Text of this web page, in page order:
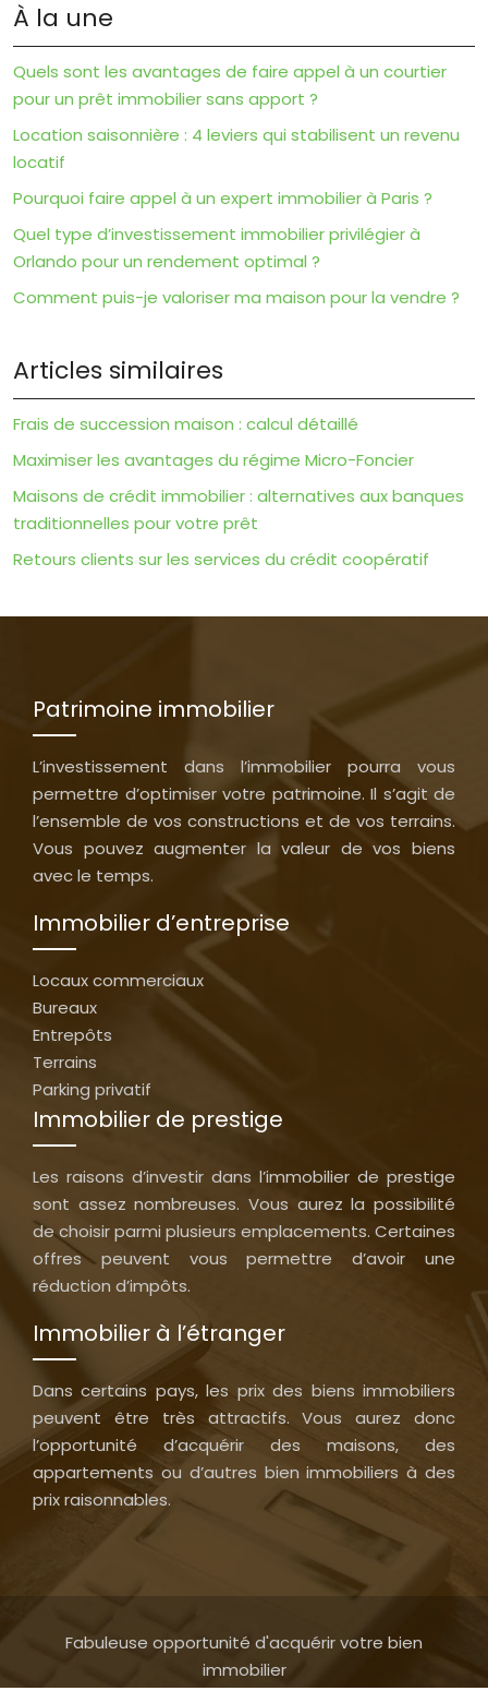
À la une
Quels sont les avantages de faire appel à un courtier
pour un prêt immobilier sans apport ?
Location saisonnière : 4 leviers qui stabilisent un revenu
locatif
Pourquoi faire appel à un expert immobilier à Paris ?
Quel type d’investissement immobilier privilégier à
Orlando pour un rendement optimal ?
Comment puis-je valoriser ma maison pour la vendre ?
Articles similaires
Frais de succession maison : calcul détaillé
Maximiser les avantages du régime Micro-Foncier
Maisons de crédit immobilier : alternatives aux banques
traditionnelles pour votre prêt
Retours clients sur les services du crédit coopératif
Patrimoine immobilier
L’investissement dans l’immobilier pourra vous
permettre d’optimiser votre patrimoine. Il s’agit de
l’ensemble de vos constructions et de vos terrains.
Vous pouvez augmenter la valeur de vos biens
avec le temps.
Immobilier d’entreprise
Locaux commerciaux
Bureaux
Entrepôts
Terrains
Parking privatif
Immobilier de prestige
Les raisons d’investir dans l’immobilier de prestige
sont assez nombreuses. Vous aurez la possibilité
de choisir parmi plusieurs emplacements. Certaines
offres peuvent vous permettre d’avoir une
réduction d’impôts.
Immobilier à l’étranger
Dans certains pays, les prix des biens immobiliers
peuvent être très attractifs. Vous aurez donc
l’opportunité d’acquérir des maisons, des
appartements ou d’autres bien immobiliers à des
prix raisonnables.
Fabuleuse opportunité d'acquérir votre bien
immobilier